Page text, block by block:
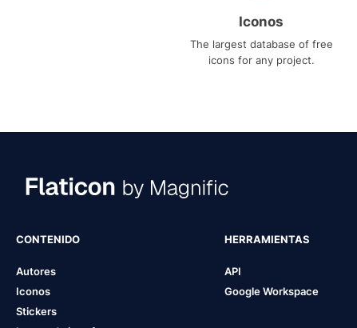
Iconos
The largest database of free
icons for any project.
CONTENIDO
Autores
Iconos
Stickers
HERRAMIENTAS
API
Google Workspace